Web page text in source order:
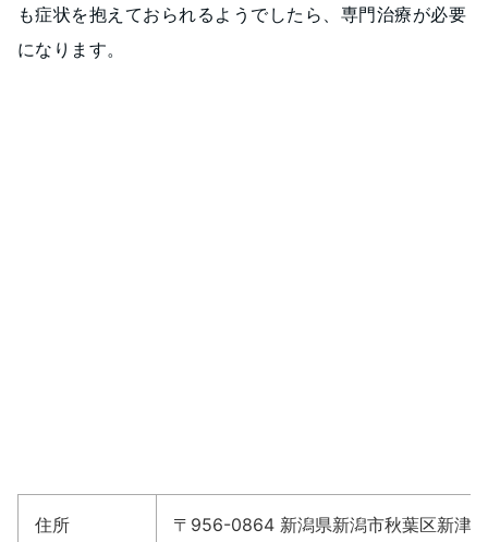
も症状を抱えておられるようでしたら、専門治療が必要
になります。
住所 〒956-0864 新潟県新潟市秋葉区新津